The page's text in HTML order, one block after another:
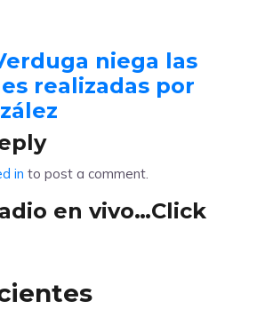
niega las
realizadas por
in to post a comment.
en vivo…Click